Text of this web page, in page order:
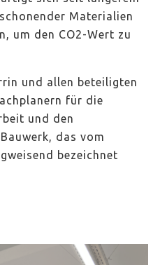
Materialien
um den CO2-Wert zu
und allen beteiligten
für die
und den
das vom
bezeichnet